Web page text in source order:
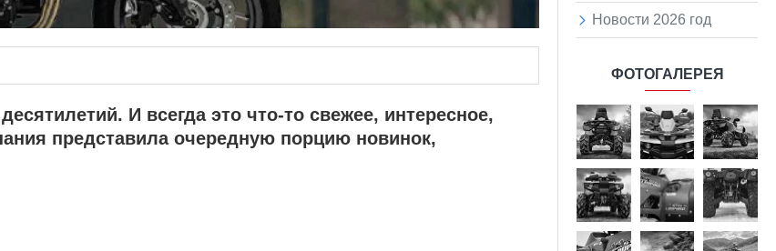
И всегда это что-то свежее, интересное,
представила очередную порцию новинок,
Новости 2026 год
ФОТОГАЛЕРЕЯ